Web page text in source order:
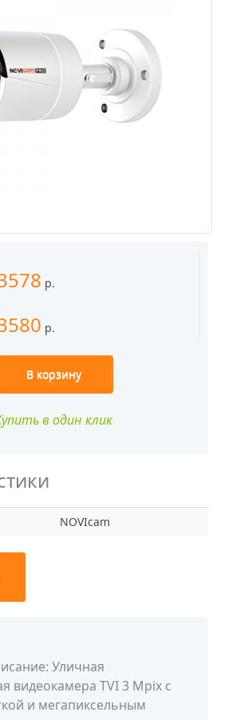
р.
р.
В корзину
в один клик
NOVIcam
Уличная
видеокамера TVI 3 Mpix с
и мегапиксельным